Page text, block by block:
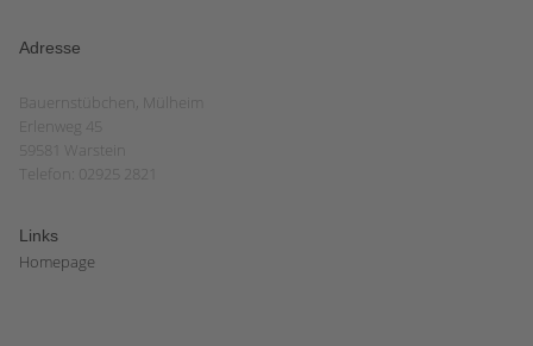
Adresse
Bauernstübchen, Mülheim
Erlenweg 45
59581 Warstein
Telefon: 02925 2821
Links
Homepage